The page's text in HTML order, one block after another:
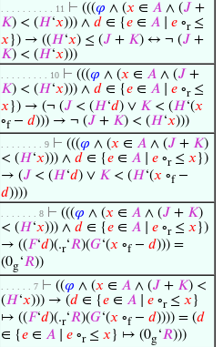
. . . . . . . . . . 11 ⊢ (((𝜑 ∧ (𝑥 ∈ 𝐴 ∧ (𝐽 +
𝐾) < (𝐻‘𝑥))) ∧ 𝑑 ∈ {𝑒 ∈ 𝐴 𝑒 ∘r≤
𝑥 }) → ((𝐻‘𝑥) ≤ (𝐽 + 𝐾) ↔ ¬ (𝐽 +
𝐾) < (𝐻‘𝑥)))
. . . . . . . . . 10 ⊢ (((𝜑 ∧ (𝑥 ∈ 𝐴 ∧ (𝐽 +
𝐾) < (𝐻‘𝑥))) ∧ 𝑑 ∈ {𝑒 ∈ 𝐴 𝑒 ∘r≤
𝑥 }) → (¬ (𝐽 < (𝐻‘𝑑) ∨ 𝐾 < (𝐻‘(𝑥
∘f− 𝑑))) → ¬ (𝐽 + 𝐾) < (𝐻‘𝑥)))
. . . . . . . . 9 ⊢ (((𝜑 ∧ (𝑥 ∈ 𝐴 ∧ (𝐽 + 𝐾)
< (𝐻‘𝑥))) ∧ 𝑑 ∈ {𝑒 ∈ 𝐴 𝑒 ∘r≤ 𝑥 })
→ (𝐽 < (𝐻‘𝑑) ∨ 𝐾 < (𝐻‘(𝑥 ∘f−
𝑑))))
. . . . . . . 8 ⊢ (((𝜑 ∧ (𝑥 ∈ 𝐴 ∧ (𝐽 + 𝐾)
< (𝐻‘𝑥))) ∧ 𝑑 ∈ {𝑒 ∈ 𝐴 𝑒 ∘r≤ 𝑥 })
→ ((𝐹‘𝑑)(.r‘𝑅)(𝐺‘(𝑥 ∘f− 𝑑))) =
(0g‘𝑅))
. . . . . . 7 ⊢ ((𝜑 ∧ (𝑥 ∈ 𝐴 ∧ (𝐽 + 𝐾) <
(𝐻‘𝑥))) → (𝑑 ∈ {𝑒 ∈ 𝐴 𝑒 ∘r≤ 𝑥 }
↦ ((𝐹‘𝑑)(.r‘𝑅)(𝐺‘(𝑥 ∘f− 𝑑)))) = (𝑑
∈ {𝑒 ∈ 𝐴 𝑒 ∘r≤ 𝑥 } ↦ (0g‘𝑅)))